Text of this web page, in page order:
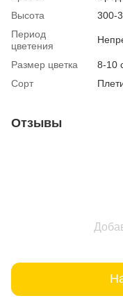
Высота
300-
Период
цветения
Размер цветка
8-10
Сорт
Отзывы